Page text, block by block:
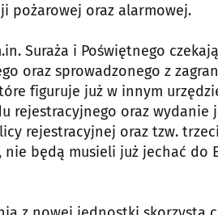
pożarowej oraz alarmowej.
Suraża i Poświętnego
oraz sprowadzonego z
figuruje już w innym
rejestracyjnego oraz wydanie
rejestracyjnej oraz tzw.
nie będą musieli już jechać